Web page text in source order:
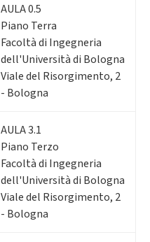
AULA 0.5
Piano Terra
Facoltà di Ingegneria
dell'Università di Bologna
Viale del Risorgimento, 2
- Bologna
AULA 3.1
Piano Terzo
Facoltà di Ingegneria
dell'Università di Bologna
Viale del Risorgimento, 2
- Bologna